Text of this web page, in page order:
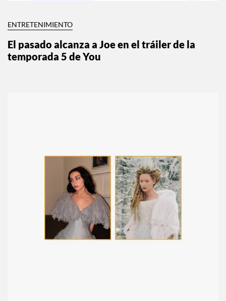
ENTRETENIMIENTO
El pasado alcanza a Joe en el tráiler de la
temporada 5 de You